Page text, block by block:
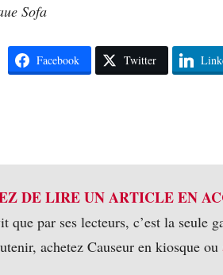
Sofa
Facebook Twitter
DE LIRE UN ARTICLE EN
que par ses lecteurs, c’est la seule
achetez Causeur en kiosque ou